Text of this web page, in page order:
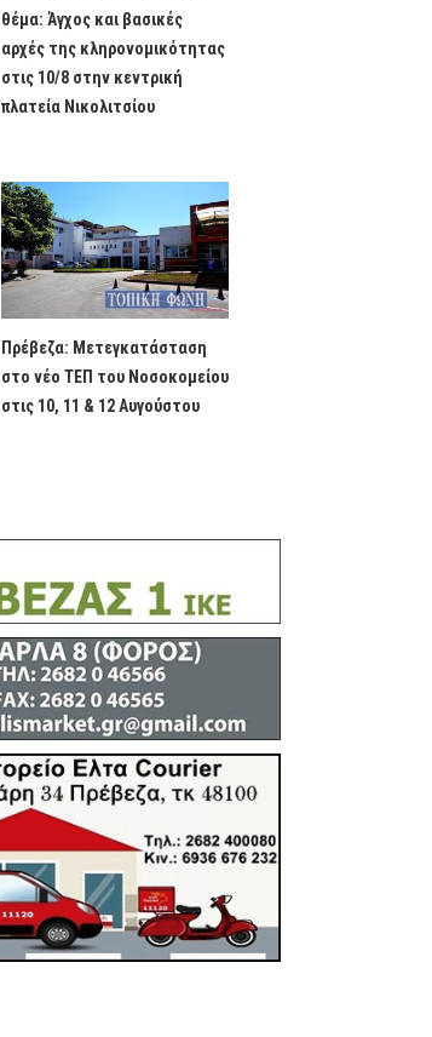
θέμα: Άγχος και βασικές
αρχές της κληρονομικότητας
στις 10/8 στην κεντρική
πλατεία Νικολιτσίου
Πρέβεζα: Μετεγκατάσταση
στο νέο ΤΕΠ του Νοσοκομείου
στις 10, 11 & 12 Αυγούστου